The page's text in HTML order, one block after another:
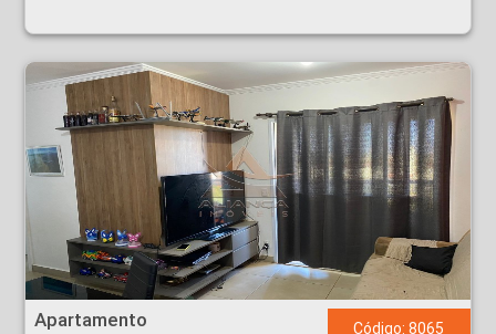
Apartamento - Ribeirânia - Ribeirão Preto
Apartamento Código: 8065